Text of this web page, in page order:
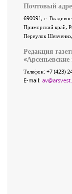
Почтовый
690091, г.
Приморский край,
Переулок Шевченко
Редакция
«Арсеньевские
Телефон: +7 (423)
E-mail: